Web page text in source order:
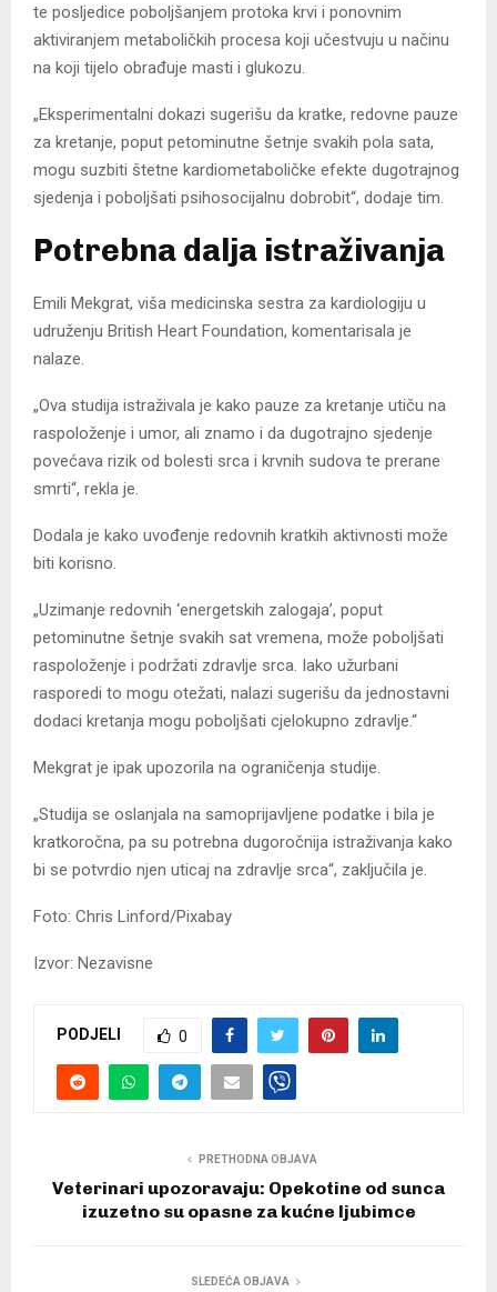
te posljedice poboljšanjem protoka krvi i ponovnim
aktiviranjem metaboličkih procesa koji učestvuju u načinu
na koji tijelo obrađuje masti i glukozu.
„Eksperimentalni dokazi sugerišu da kratke, redovne pauze
za kretanje, poput petominutne šetnje svakih pola sata,
mogu suzbiti štetne kardiometaboličke efekte dugotrajnog
sjedenja i poboljšati psihosocijalnu dobrobit“, dodaje tim.
Potrebna dalja istraživanja
Emili Mekgrat, viša medicinska sestra za kardiologiju u
udruženju British Heart Foundation, komentarisala je
nalaze.
„Ova studija istraživala je kako pauze za kretanje utiču na
raspoloženje i umor, ali znamo i da dugotrajno sjedenje
povećava rizik od bolesti srca i krvnih sudova te prerane
smrti“, rekla je.
Dodala je kako uvođenje redovnih kratkih aktivnosti može
biti korisno.
„Uzimanje redovnih ‘energetskih zalogaja’, poput
petominutne šetnje svakih sat vremena, može poboljšati
raspoloženje i podržati zdravlje srca. Iako užurbani
rasporedi to mogu otežati, nalazi sugerišu da jednostavni
dodaci kretanja mogu poboljšati cjelokupno zdravlje.“
Mekgrat je ipak upozorila na ograničenja studije.
„Studija se oslanjala na samoprijavljene podatke i bila je
kratkoročna, pa su potrebna dugoročnija istraživanja kako
bi se potvrdio njen uticaj na zdravlje srca“, zaključila je.
Foto: Chris Linford/Pixabay
Izvor: Nezavisne
PODJELI 0
PRETHODNA OBJAVA
Veterinari upozoravaju: Opekotine od sunca
izuzetno su opasne za kućne ljubimce
SLEDEĆA OBJAVA